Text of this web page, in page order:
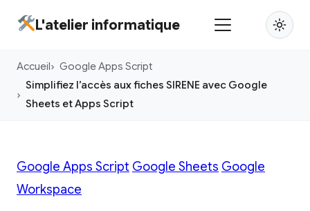
principal
L'atelier informatique
Accueil
Google Apps Script
Simplifiez l’accès aux fiches SIRENE avec Google
Sheets et Apps Script
Google Apps Script Google Sheets Google
Workspace